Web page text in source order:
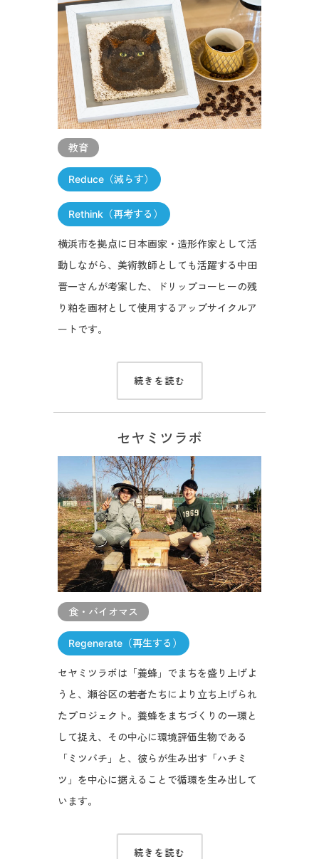
教育
Reduce（減らす）
Rethink（再考する）
横浜市を拠点に日本画家・造形作家として活
動しながら、美術教師としても活躍する中田
晋一さんが考案した、ドリップコーヒーの残
り粕を画材として使用するアップサイクルア
ートです。
続きを読む
セヤミツラボ
食・バイオマス
Regenerate（再生する）
セヤミツラボは「養蜂」でまちを盛り上げよ
うと、瀬谷区の若者たちにより立ち上げられ
たプロジェクト。養蜂をまちづくりの一環と
して捉え、その中心に環境評価生物である
「ミツバチ」と、彼らが生み出す「ハチミ
ツ」を中心に据えることで循環を生み出して
います。
続きを読む